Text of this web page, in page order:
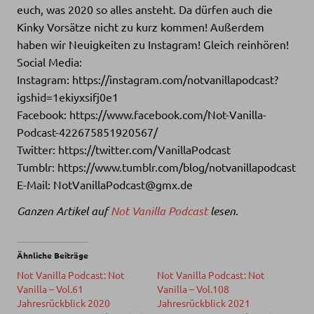
euch, was 2020 so alles ansteht. Da dürfen auch die
Kinky Vorsätze nicht zu kurz kommen! Außerdem
haben wir Neuigkeiten zu Instagram! Gleich reinhören!
Social Media:
Instagram: https://instagram.com/notvanillapodcast?
igshid=1ekiyxsifj0e1
Facebook: https://www.facebook.com/Not-Vanilla-
Podcast-422675851920567/
Twitter: https://twitter.com/VanillaPodcast
Tumblr: https://www.tumblr.com/blog/notvanillapodcast
E-Mail: NotVanillaPodcast@gmx.de
Ganzen Artikel aufNot Vanilla Podcastlesen.
Ähnliche Beiträge
Not Vanilla Podcast: Not
Vanilla – Vol.61
Jahresrückblick 2020
Not Vanilla Podcast: Not
Vanilla – Vol.108
Jahresrückblick 2021